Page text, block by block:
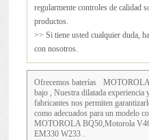
regularmente controles de calidad
productos.
>> Si tiene usted cualquier duda,
con nosotros.
Ofrecemos baterías
bajo , Nuestra dilatada experiencia
fabricantes nos permiten
como adecuados para un modelo
MOTOROLA BQ50,Motorola
EM330 W233 .